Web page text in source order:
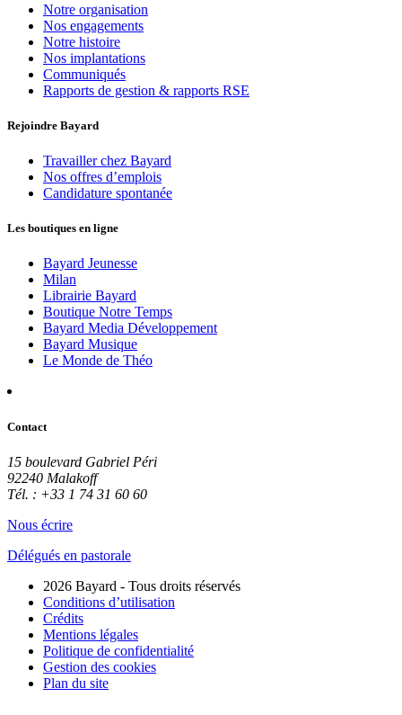
Notre organisation
Nos engagements
Notre histoire
Nos implantations
Communiqués
Rapports de gestion & rapports RSE
Rejoindre Bayard
Travailler chez Bayard
Nos offres d’emplois
Candidature spontanée
Les boutiques en ligne
Bayard Jeunesse
Milan
Librairie Bayard
Boutique Notre Temps
Bayard Media Développement
Bayard Musique
Le Monde de Théo
Contact
15 boulevard Gabriel Péri
92240 Malakoff
Tél. : +33 1 74 31 60 60
Nous écrire
Délégués en pastorale
2026 Bayard - Tous droits réservés
Conditions d’utilisation
Crédits
Mentions légales
Politique de confidentialité
Gestion des cookies
Plan du site